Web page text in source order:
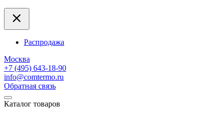
Распродажа
Москва
+7 (495) 643-18-90
info@comtermo.ru
Обратная связь
Каталог товаров